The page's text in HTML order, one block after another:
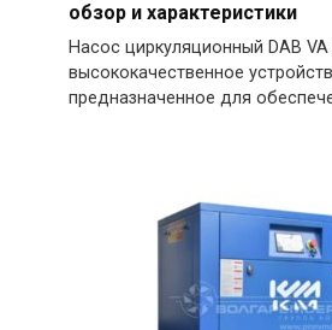
обзор и характеристики
Насос циркуляционный DAB
высококачественное
предназначенное для